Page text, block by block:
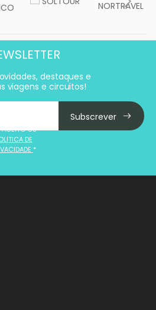
destaques e
viagens e circuitos!
Subscrever
ACEITO OS
DE
*